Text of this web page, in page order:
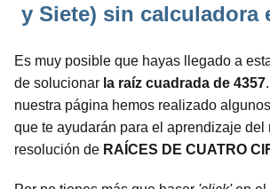
y Siete) sin calculadora
Es muy posible que hayas llegado a
de solucionar la raíz cuadrada de 4357
nuestra página hemos realizado
que te ayudarán para el aprendizaje del
resolución de RAÍCES DE CUATRO